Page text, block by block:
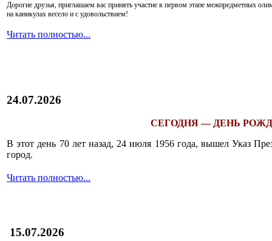
Дорогие друзья, приглашаем вас принять участие в первом этапе межпредметных
на каникулах весело и с удовольствием!
Читать полностью...
24.07.2026
СЕГОДНЯ — ДЕНЬ
В этот день 70 лет назад, 24 июля 1956 года, вышел Указ
город.
Читать полностью...
15.07.2026